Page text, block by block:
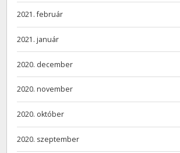
2021. február
2021. január
2020. december
2020. november
2020. október
2020. szeptember